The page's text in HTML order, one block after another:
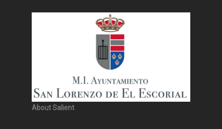
About Salient